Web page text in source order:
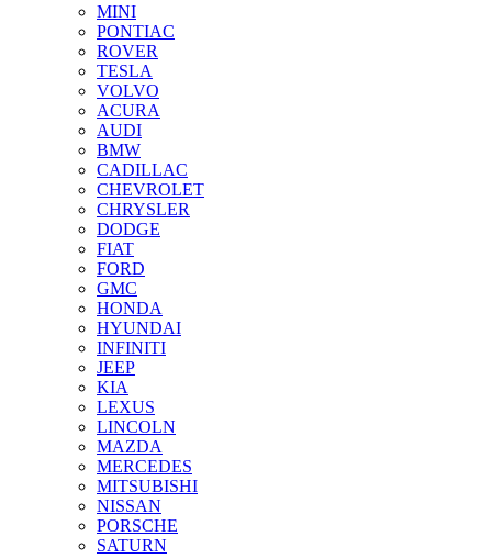
MINI
PONTIAC
ROVER
TESLA
VOLVO
ACURA
AUDI
BMW
CADILLAC
CHEVROLET
CHRYSLER
DODGE
FIAT
FORD
GMC
HONDA
HYUNDAI
INFINITI
JEEP
KIA
LEXUS
LINCOLN
MAZDA
MERCEDES
MITSUBISHI
NISSAN
PORSCHE
SATURN